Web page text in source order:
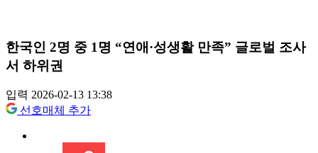
한국인 2명 중 1명 “연애·성생활 만족” 글로벌 조사
서 하위권
입력 2026-02-13 13:38
선호매체 추가